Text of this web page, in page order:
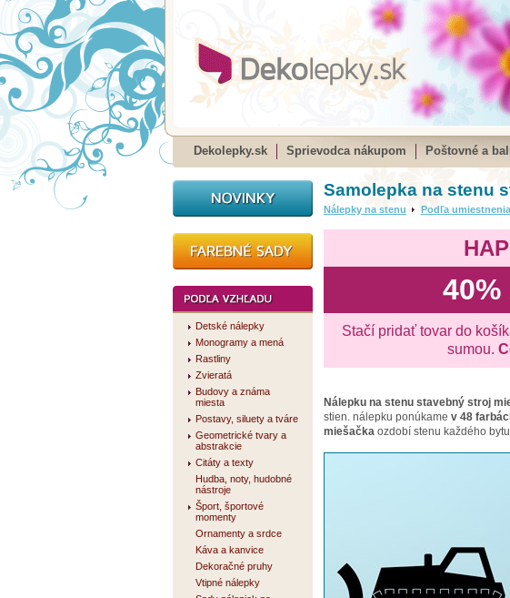
Dekolepky.sk Sprievodca nákupom Poštovné a
Detské nálepky
Monogramy a mená
Rastliny
Zvieratá
Budovy a známa
miesta
Postavy, siluety a tváre
Geometrické tvary a
abstrakcie
Citáty a texty
Hudba, noty, hudobné
nástroje
Šport, športové
momenty
Ornamenty a srdce
Káva a kanvice
Dekoračné pruhy
Vtipné nálepky
Samolepka na stenu
Nálepky na stenu Podľa umiestnenia
40%
Stačí pridať tovar do
sumou.
Nálepku na stenu stavebný stroj
stien. nálepku ponúkame v 48
miešačka ozdobí stenu každého